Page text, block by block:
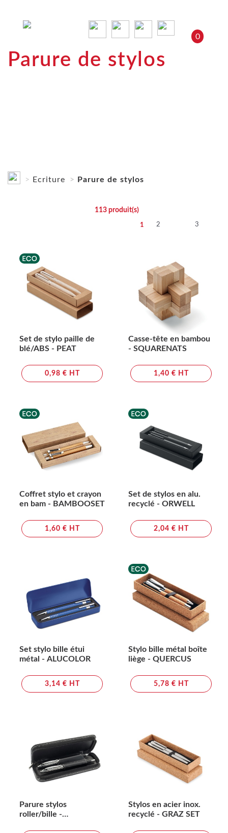
0
Parure de stylos
Ecriture Parure de stylos
113produit(s)
1 2 3
Set de stylo paille de
blé/ABS - PEAT
0,98 € HT
Casse-tête en bambou
- SQUARENATS
1,40 € HT
Coffret stylo et crayon
en bam - BAMBOOSET
1,60 € HT
Set de stylos en alu.
recyclé - ORWELL
2,04 € HT
Set stylo bille étui
métal - ALUCOLOR
3,14 € HT
Stylo bille métal boîte
liège - QUERCUS
5,78 € HT
Parure stylos
roller/bille -
Stylos en acier inox.
recyclé - GRAZ SET